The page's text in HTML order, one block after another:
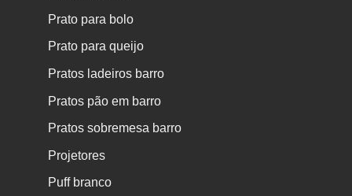
Prato para bolo
Prato para queijo
Pratos ladeiros barro
Pratos pão em barro
Pratos sobremesa barro
Projetores
Puff branco